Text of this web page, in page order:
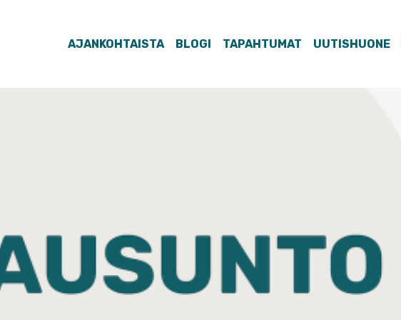
AJANKOHTAISTA BLOGI TAPAHTUMAT UUTISHUONE